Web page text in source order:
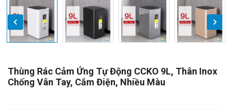
Thùng Rác Cảm Ứng Tự Động CCKO 9L, Thân Inox
Chống Vân Tay, Cắm Điện, Nhiều Màu